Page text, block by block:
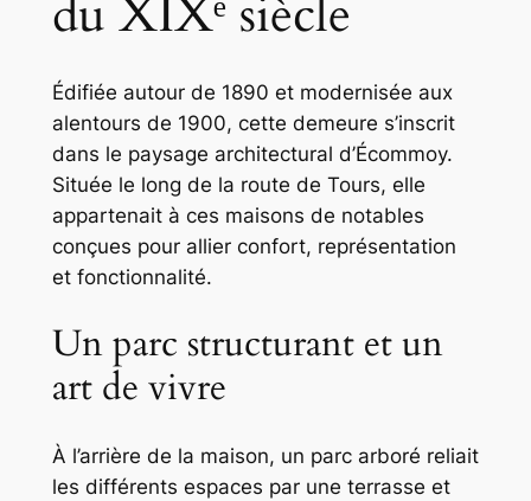
du XIXᵉ siècle
Édifiée autour de 1890 et modernisée aux
alentours de 1900, cette demeure s’inscrit
dans le paysage architectural d’Écommoy.
Située le long de la route de Tours, elle
appartenait à ces maisons de notables
conçues pour allier confort, représentation
et fonctionnalité.
Un parc structurant et un
art de vivre
À l’arrière de la maison, un parc arboré reliait
les différents espaces par une terrasse et